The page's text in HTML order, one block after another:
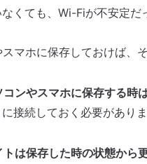
くても、Wi-Fiが不安定
マホに保存しておけば、
ンやスマホに保存する時
接続しておく必要がありま
は保存した時の状態から